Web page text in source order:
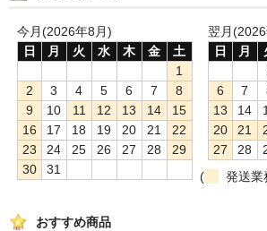
働く人。
お問い合わせ
今月(2026年8月)
日
月 火 水 木 金
土
1
2
3 4 5 6 7
8
9
10 11 12 13 14
15
16
17 18 19 20 21
22
23
24 25 26 27 28
29
30
31
翌月
日
月
6
7
13
14
20
21
27
28
(
発送業
おすすめ商品